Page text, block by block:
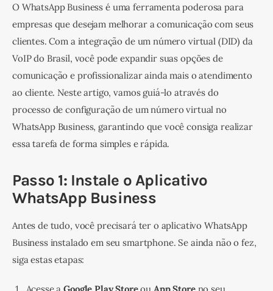
O WhatsApp Business é uma ferramenta poderosa para
empresas que desejam melhorar a comunicação com seus
clientes. Com a integração de um número virtual (DID) da
VoIP do Brasil, você pode expandir suas opções de
comunicação e profissionalizar ainda mais o atendimento
ao cliente. Neste artigo, vamos guiá-lo através do
processo de configuração de um número virtual no
WhatsApp Business, garantindo que você consiga realizar
essa tarefa de forma simples e rápida.
Passo 1: Instale o Aplicativo
WhatsApp Business
Antes de tudo, você precisará ter o aplicativo WhatsApp
Business instalado em seu smartphone. Se ainda não o fez,
siga estas etapas:
Acesse aGoogle Play StoreouApp Storeno seu